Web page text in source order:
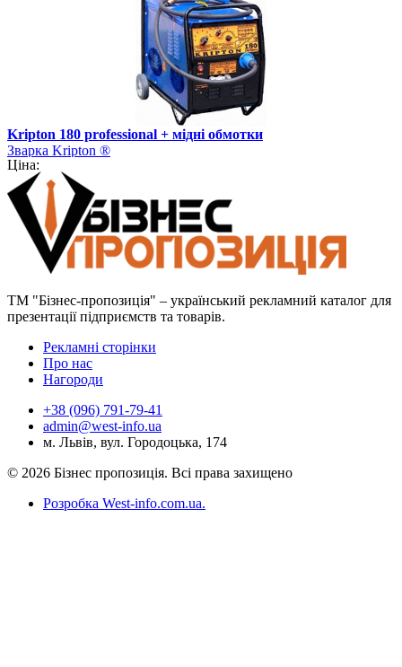
Kripton 180 professional + мідні обмотки
Зварка Kripton ®
Ціна:
ТМ "Бізнес-пропозиція" – український рекламний каталог для
презентації підприємств та товарів.
Рекламні сторінки
Про нас
Нагороди
+38 (096) 791-79-41
admin@west-info.ua
м. Львів, вул. Городоцька, 174
© 2026 Бізнес пропозиція. Всі права захищено
Розробка West-info.com.ua.